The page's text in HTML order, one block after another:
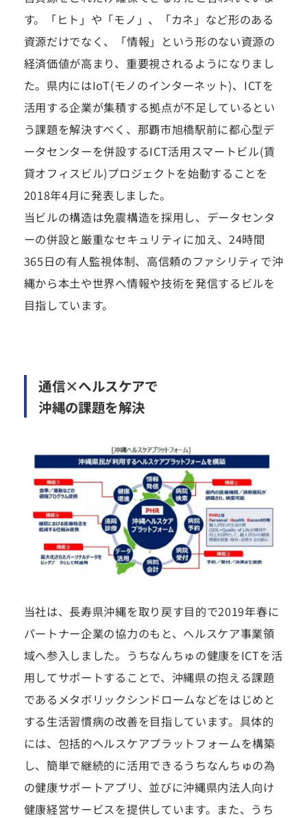
す。「ヒト」や「モノ」、「カネ」など形のある
資源だけでなく、「情報」という形のない資源の
経済価値が高まり、重要視されるようになりまし
た。県内にはIoT(モノのインターネット)、ICTを
活用する企業が集積する拠点が不足しているとい
う課題を解決すべく、那覇市旭橋駅前に都心型デ
ータセンターを併設するICT活用スマートビル(賃
貸オフィスビル)プロジェクトを始動することを
2018年4月に発表しました。
当ビルの構造は免震構造を採用し、データセンタ
ーの併設と厳重なセキュリティに加え、24時間
365日の有人監視体制、高信頼のファシリティで沖
縄から本土や世界へ情報や技術を発信するビルを
目指しています。
通信×ヘルスケアで
沖縄の課題を解決
当社は、長寿県沖縄を取り戻す目的で2019年春に
パートナー企業の協力のもと、ヘルスケア事業領
域へ参入しました。うちなんちゅの健康をICTを活
用してサポートすることで、沖縄県の抱える課題
であるメタボリックシンドロームなどをはじめと
する生活習慣病の改善を目指しています。具体的
には、包括的ヘルスケアプラットフォームを構築
し、簡単で継続的に活用できるうちなんちゅの為
の健康サポートアプリ、並びに沖縄県内法人向け
健康経営サービスを提供しています。また、うち